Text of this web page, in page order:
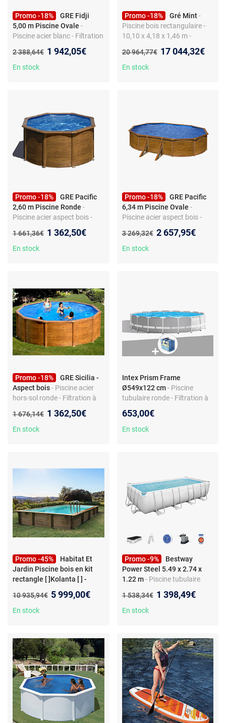
Promo -18%
GRE Fidji
5,00 m Piscine Ovale -
Piscine acier blanc - Filtration
renforcée - Skimmer et
échelle de sécurité
Ancien prix :
2 388,64€ Nouveau prix :
1 942,05€
En stock
Promo -18% Gré Mint -
Piscine bois rectangulaire -
10,10 x 4,18 x 1,46 m -
Filtration à sable 10 m³/h
Ancien prix :
20 964,77€ Nouveau prix :
17 044,32€
En stock
Promo -18%
GRE Pacific
2,60 m Piscine Ronde -
Piscine acier aspect bois -
sécurité - Skimmer marron
Ancien prix :
1 661,36€ Nouveau prix :
1 362,50€
En stock
Promo -18%
GRE Pacific
6,34 m Piscine Ovale -
Piscine acier aspect bois -
Skimmer marron - Liner PVC
anti-UV - Échelle de sécurité
Ancien prix :
3 269,32€ Nouveau prix :
2 657,95€
En stock
Promo -18%
GRE Sicilia -
Aspect bois- Piscine acier
hors-sol ronde - Filtration à
PVC 30/100 - Skimmer
marron - Échelle de sécurité
Ancien prix :
1 676,14€ Nouveau prix :
1 362,50€
En stock
Intex Prism Frame
Ø549x122 cm - Piscine
tubulaire ronde - Filtration à
24300 litres - Échelle de
sécurité
653,00€
En stock
Promo -45%
Habitat Et
Jardin Piscine bois en kit
rectangle [ ]Kolanta [ ] -
Piscine Bois Rectangulaire -
Filtration à sable 8.3 m³/h -
Ancien prix :
10 935,94€ Nouveau prix :
5 999,00€
En stock
Promo -9%
Bestway
Power Steel 5.49 x 2.74 x
1.22 m - Piscine tubulaire
Tritech - Filtration cartouche
5 678 L/H - Échelle et bâche
Ancien prix :
1 538,34€ Nouveau prix :
1 398,49€
En stock